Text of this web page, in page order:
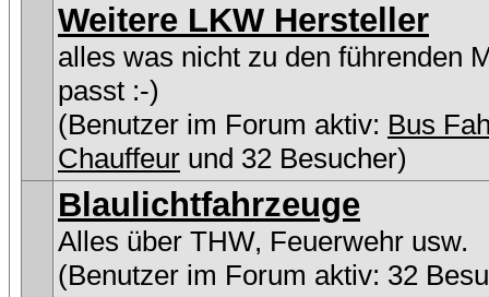
Weitere LKW Hersteller
alles was nicht zu den führenden
passt :-)
(Benutzer im Forum aktiv: Bus
Chauffeur und 32 Besucher)
Blaulichtfahrzeuge
Alles über THW, Feuerwehr usw.
(Benutzer im Forum aktiv: 32